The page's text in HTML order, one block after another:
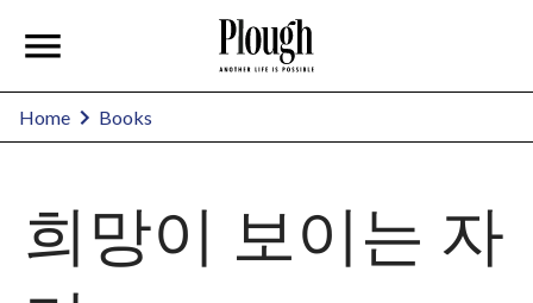
Home Books
희망이 보이는 자